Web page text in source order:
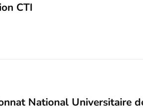
CTI
National Universitaire